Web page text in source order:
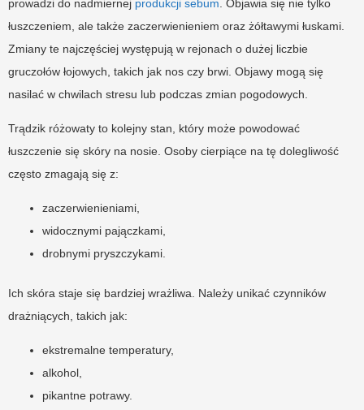
prowadzi do nadmiernej produkcji sebum . Objawia się nie tylko
łuszczeniem, ale także zaczerwienieniem oraz żółtawymi łuskami.
Zmiany te najczęściej występują w rejonach o dużej liczbie
gruczołów łojowych, takich jak nos czy brwi. Objawy mogą się
nasilać w chwilach stresu lub podczas zmian pogodowych.
Trądzik różowaty to kolejny stan, który może powodować
łuszczenie się skóry na nosie. Osoby cierpiące na tę dolegliwość
często zmagają się z:
zaczerwienieniami,
widocznymi pajączkami,
drobnymi pryszczykami.
Ich skóra staje się bardziej wrażliwa. Należy unikać czynników
drażniących, takich jak:
ekstremalne temperatury,
alkohol,
pikantne potrawy.